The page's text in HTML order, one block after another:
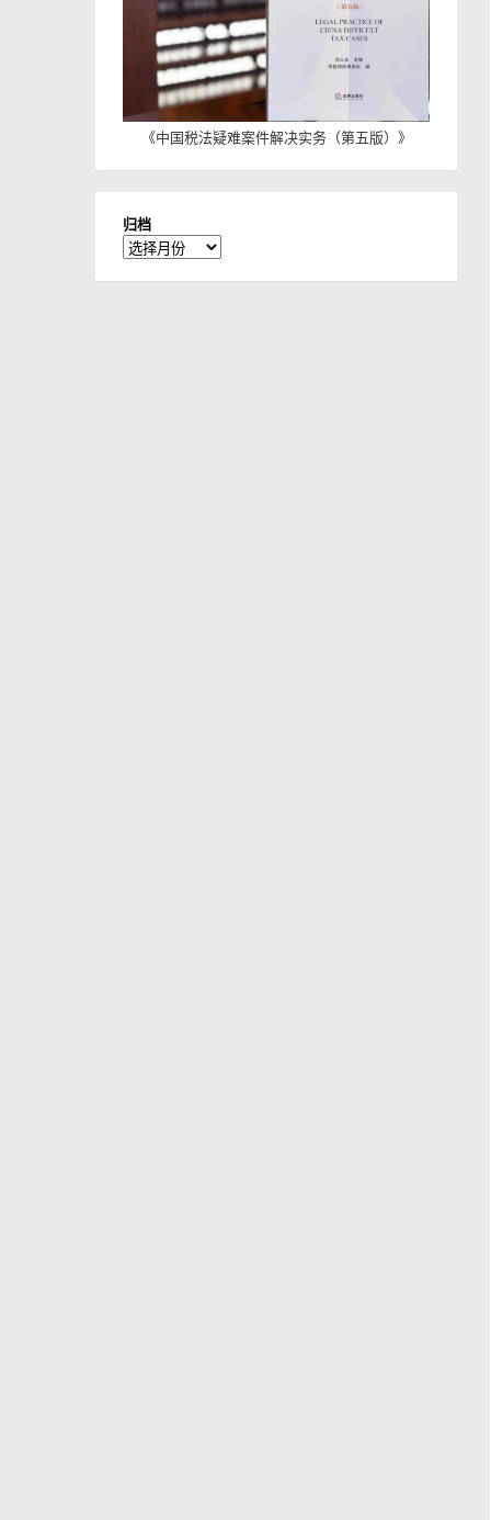
《中国税法疑难案件解决实务（第五版） 》
归档
归
档